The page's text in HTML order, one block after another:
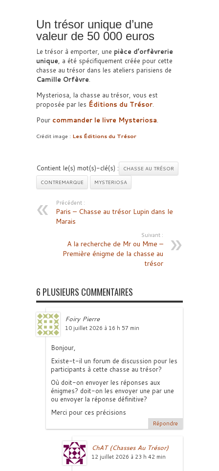
Un trésor unique d’une
valeur de 50 000 euros
Le trésor à emporter, une pièce d’orfèvrerie
unique , a été spécifiquement créée pour cette
chasse au trésor dans les ateliers parisiens de
Camille Orfèvre
Mysteriosa, la chasse au trésor, vous est
proposée par les Éditions du Trésor
Pour commander le livre Mysteriosa
Crédit image : Les Éditions du Trésor
Contient le(s) mot(s)-clé(s) :
CHASSE AU TRÉSOR
CONTREMARQUE
MYSTERIOSA
Précédent :
Paris – Chasse au trésor Lupin dans le
Marais
Suivant :
A la recherche de Mr ou Mme –
Première énigme de la chasse au
trésor
6 PLUSIEURS COMMENTAIRES
Foiry Pierre
10 juillet 2026 à 16 h 57 min
Bonjour,
Existe-t-il un forum de discussion pour les
participants à cette chasse au trésor?
Où doit-on envoyer les réponses aux
énigmes? doit-on les envoyer une par une
ou envoyer la réponse définitive?
Merci pour ces précisions
Répondre
ChAT (Chasses Au Trésor)
12 juillet 2026 à 23 h 42 min